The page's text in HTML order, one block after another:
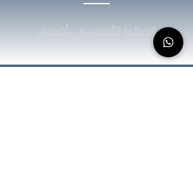
الاستثمار للأردنيين في أذربيجان